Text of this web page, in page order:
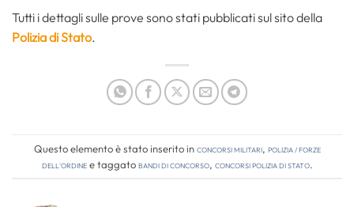
Tutti i dettagli sulle prove sono stati pubblicati sul sito della
Polizia di Stato.
Questo elemento è stato inserito inConcorsi Militari, Polizia / Forze
dell'Ordinee taggatobandi di concorso, concorsi polizia di stato.